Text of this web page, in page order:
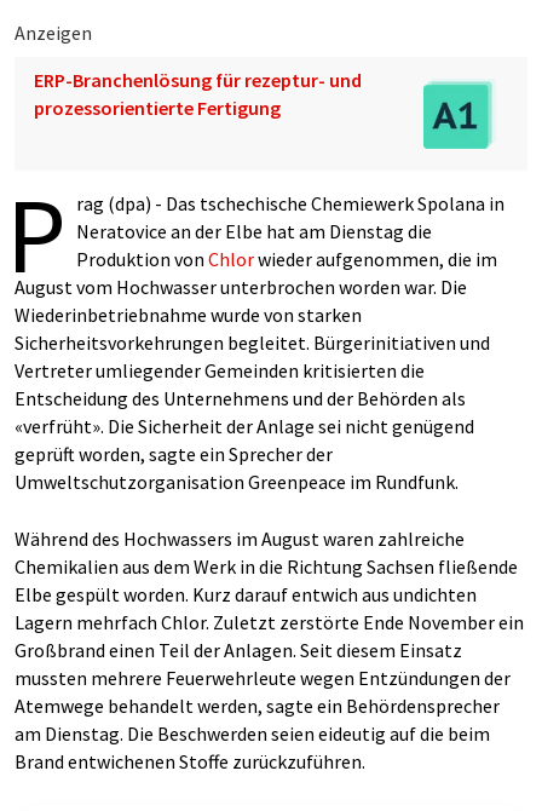
Anzeigen
ERP-Branchenlösung für rezeptur- und
prozessorientierte Fertigung
P
rag (dpa) - Das tschechische Chemiewerk Spolana in
Neratovice an der Elbe hat am Dienstag die
Produktion von Chlorwieder aufgenommen, die im
August vom Hochwasser unterbrochen worden war. Die
Wiederinbetriebnahme wurde von starken
Sicherheitsvorkehrungen begleitet. Bürgerinitiativen und
Vertreter umliegender Gemeinden kritisierten die
Entscheidung des Unternehmens und der Behörden als
«verfrüht». Die Sicherheit der Anlage sei nicht genügend
geprüft worden, sagte ein Sprecher der
Umweltschutzorganisation Greenpeace im Rundfunk.
Während des Hochwassers im August waren zahlreiche
Chemikalien aus dem Werk in die Richtung Sachsen fließende
Elbe gespült worden. Kurz darauf entwich aus undichten
Lagern mehrfach Chlor. Zuletzt zerstörte Ende November ein
Großbrand einen Teil der Anlagen. Seit diesem Einsatz
mussten mehrere Feuerwehrleute wegen Entzündungen der
Atemwege behandelt werden, sagte ein Behördensprecher
am Dienstag. Die Beschwerden seien eideutig auf die beim
Brand entwichenen Stoffe zurückzuführen.